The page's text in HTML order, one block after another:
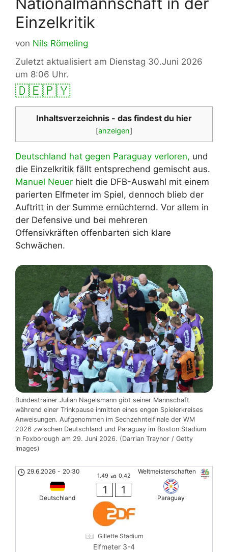
Einzelkritik
von Nils Römeling
Zuletzt aktualisiert am Dienstag 30.Juni 2026
um 8:06 Uhr.
🇩🇪🇵🇾
Inhaltsverzeichnis - das findest du hier
[anzeigen]
Deutschland hat gegen Paraguay verloren, und
die Einzelkritik fällt entsprechend gemischt aus.
Manuel Neuer hielt die DFB-Auswahl mit einem
parierten Elfmeter im Spiel, dennoch blieb der
Auftritt in der Summe ernüchternd. Vor allem in
der Defensive und bei mehreren
Offensivkräften offenbarten sich klare
Schwächen.
Bundestrainer Julian Nagelsmann gibt seiner Mannschaft
während einer Trinkpause inmitten eines engen Spielerkreises
Anweisungen. Aufgenommen im Sechzehntelfinale der WM
2026 zwischen Deutschland und Paraguay im Boston Stadium
in Foxborough am 29. Juni 2026. (Darrian Traynor / Getty
Images)
Weltmeisterschaften
29.6.2026 - 20:30
Deutschland
1.49 xG 0.42
1 1
Paraguay
Gillette Stadium
Elfmeter 3-4